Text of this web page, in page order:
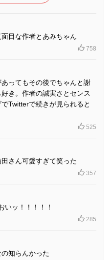
目な作者とあみちゃん
758
ってもその後でちゃんと謝
き。作者の誠実さとセンス
Twitterで続きが見られると
525
さん可愛すぎて笑った
357
いッ！！！！！
285
知らんかった